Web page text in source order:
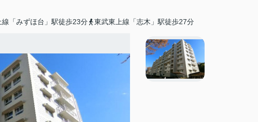
線「みずほ台」駅徒歩23分 東武東上線「志木」駅徒歩27分